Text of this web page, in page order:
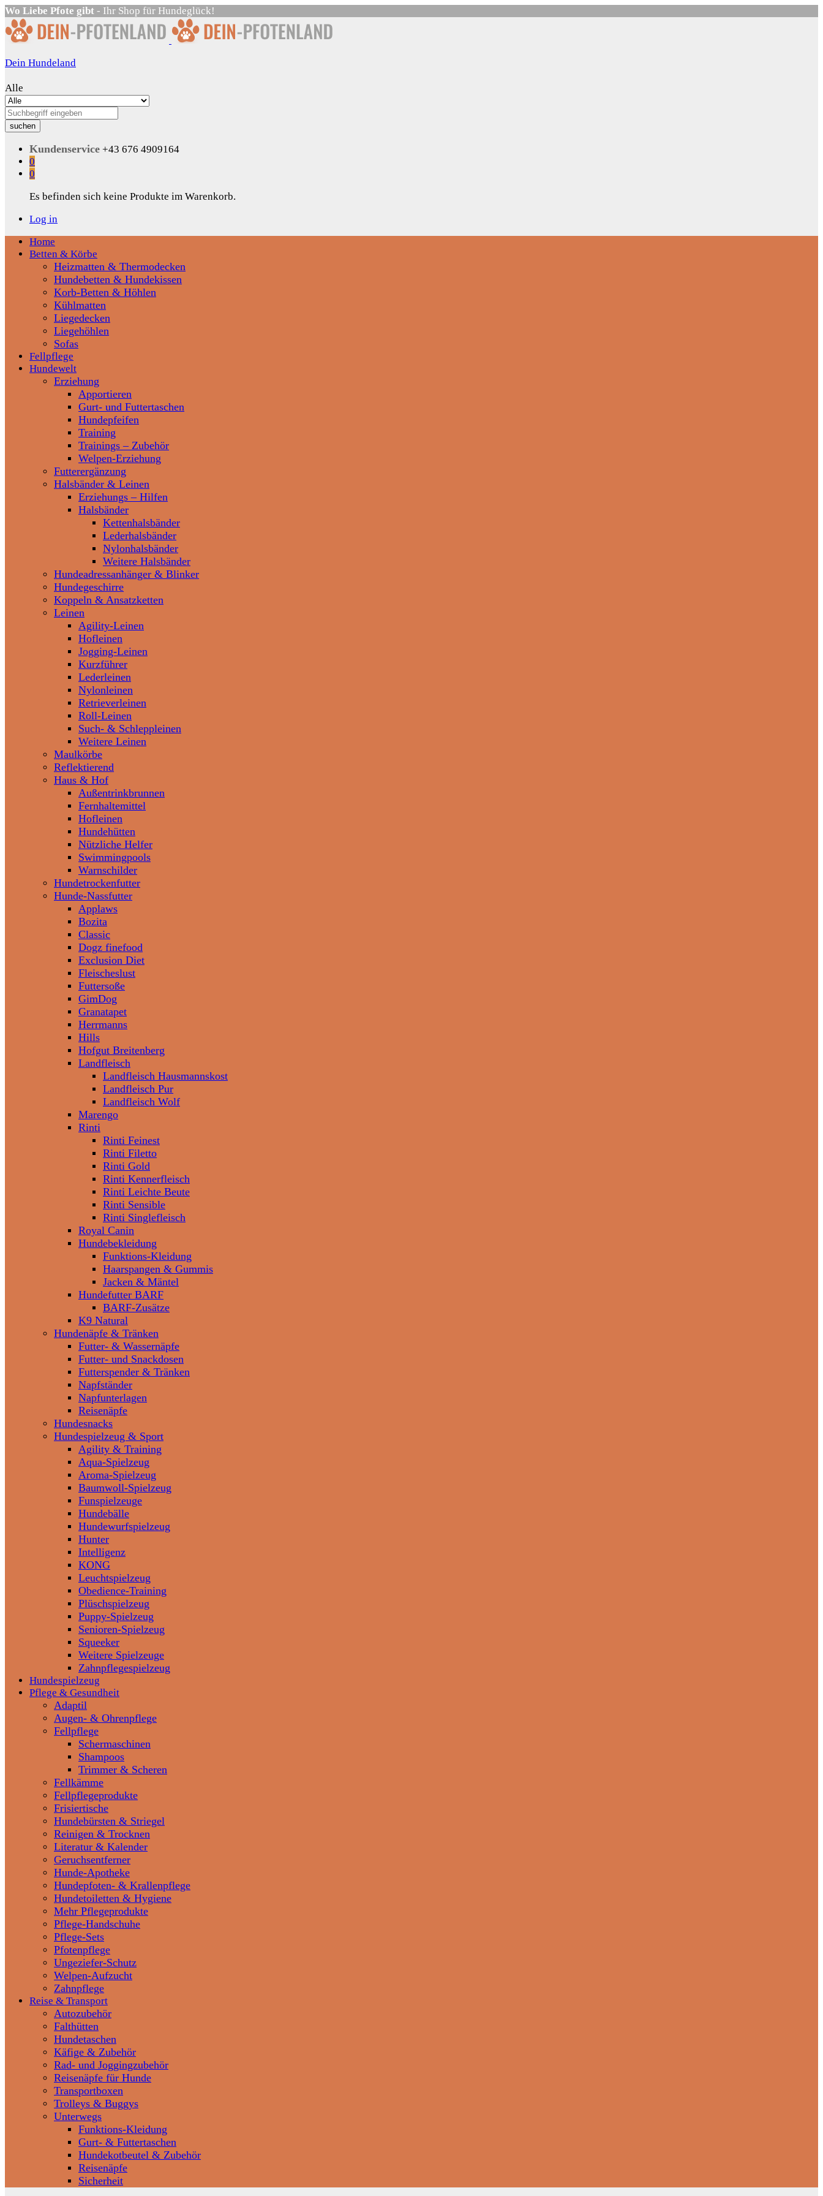
Wo Liebe Pfote gibt - Ihr Shop für Hundeglück!
Dein Hundeland
Alle
suchen
Kundenservice +43 676 4909164
0
0
Es befinden sich keine Produkte im Warenkorb.
Log in
Home
Betten & Körbe
Heizmatten & Thermodecken
Hundebetten & Hundekissen
Korb-Betten & Höhlen
Kühlmatten
Liegedecken
Liegehöhlen
Sofas
Fellpflege
Hundewelt
Erziehung
Apportieren
Gurt- und Futtertaschen
Hundepfeifen
Training
Trainings – Zubehör
Welpen-Erziehung
Futterergänzung
Halsbänder & Leinen
Erziehungs – Hilfen
Halsbänder
Kettenhalsbänder
Lederhalsbänder
Nylonhalsbänder
Weitere Halsbänder
Hundeadressanhänger & Blinker
Hundegeschirre
Koppeln & Ansatzketten
Leinen
Agility-Leinen
Hofleinen
Jogging-Leinen
Kurzführer
Lederleinen
Nylonleinen
Retrieverleinen
Roll-Leinen
Such- & Schleppleinen
Weitere Leinen
Maulkörbe
Reflektierend
Haus & Hof
Außentrinkbrunnen
Fernhaltemittel
Hofleinen
Hundehütten
Nützliche Helfer
Swimmingpools
Warnschilder
Hundetrockenfutter
Hunde-Nassfutter
Applaws
Bozita
Classic
Dogz finefood
Exclusion Diet
Fleischeslust
Futtersoße
GimDog
Granatapet
Herrmanns
Hills
Hofgut Breitenberg
Landfleisch
Landfleisch Hausmannskost
Landfleisch Pur
Landfleisch Wolf
Marengo
Rinti
Rinti Feinest
Rinti Filetto
Rinti Gold
Rinti Kennerfleisch
Rinti Leichte Beute
Rinti Sensible
Rinti Singlefleisch
Royal Canin
Hundebekleidung
Funktions-Kleidung
Haarspangen & Gummis
Jacken & Mäntel
Hundefutter BARF
BARF-Zusätze
K9 Natural
Hundenäpfe & Tränken
Futter- & Wassernäpfe
Futter- und Snackdosen
Futterspender & Tränken
Napfständer
Napfunterlagen
Reisenäpfe
Hundesnacks
Hundespielzeug & Sport
Agility & Training
Aqua-Spielzeug
Aroma-Spielzeug
Baumwoll-Spielzeug
Funspielzeuge
Hundebälle
Hundewurfspielzeug
Hunter
Intelligenz
KONG
Leuchtspielzeug
Obedience-Training
Plüschspielzeug
Puppy-Spielzeug
Senioren-Spielzeug
Squeeker
Weitere Spielzeuge
Zahnpflegespielzeug
Hundespielzeug
Pflege & Gesundheit
Adaptil
Augen- & Ohrenpflege
Fellpflege
Schermaschinen
Shampoos
Trimmer & Scheren
Fellkämme
Fellpflegeprodukte
Frisiertische
Hundebürsten & Striegel
Reinigen & Trocknen
Literatur & Kalender
Geruchsentferner
Hunde-Apotheke
Hundepfoten- & Krallenpflege
Hundetoiletten & Hygiene
Mehr Pflegeprodukte
Pflege-Handschuhe
Pflege-Sets
Pfotenpflege
Ungeziefer-Schutz
Welpen-Aufzucht
Zahnpflege
Reise & Transport
Autozubehör
Falthütten
Hundetaschen
Käfige & Zubehör
Rad- und Joggingzubehör
Reisenäpfe für Hunde
Transportboxen
Trolleys & Buggys
Unterwegs
Funktions-Kleidung
Gurt- & Futtertaschen
Hundekotbeutel & Zubehör
Reisenäpfe
Sicherheit